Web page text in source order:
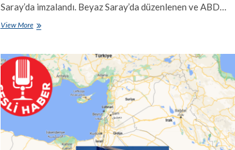
Saray’da imzalandı. Beyaz Saray’da düzenlenen ve ABD…
View Moreİsrail,
Bahreyn
arasındaki
anlaşma,
bölgeyi
nasıl
etkileyecek?…